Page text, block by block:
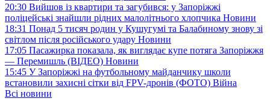
20:30 Вийшов із квартири та загубився: у Запоріжжі
поліцейські знайшли рідних малолітнього хлопчика Новини
18:31 Понад 5 тисяч родин у Кушугумі та Балабиному знову зі
світлом після російського удару Новини
17:05 Пасажирка показала, як виглядає купе потяга Запоріжжя
— Перемишль (ВІДЕО) Новини
15:45 У Запоріжжі на футбольному майданчику школи
встановили захисні сітки від FPV-дронів (ФОТО) Війна
Всі новини